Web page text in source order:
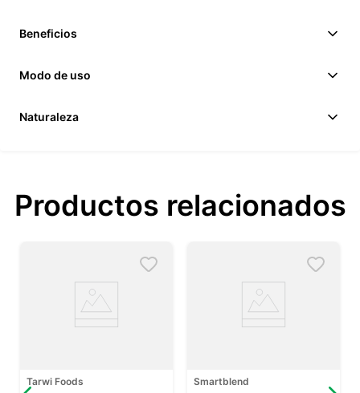
Beneficios
Modo de uso
Naturaleza
Productos relacionados
Tarwi Foods Smartblend